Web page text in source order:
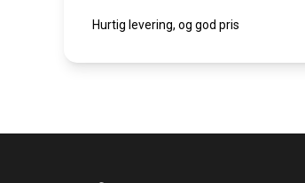
Hurtig levering, og god pris